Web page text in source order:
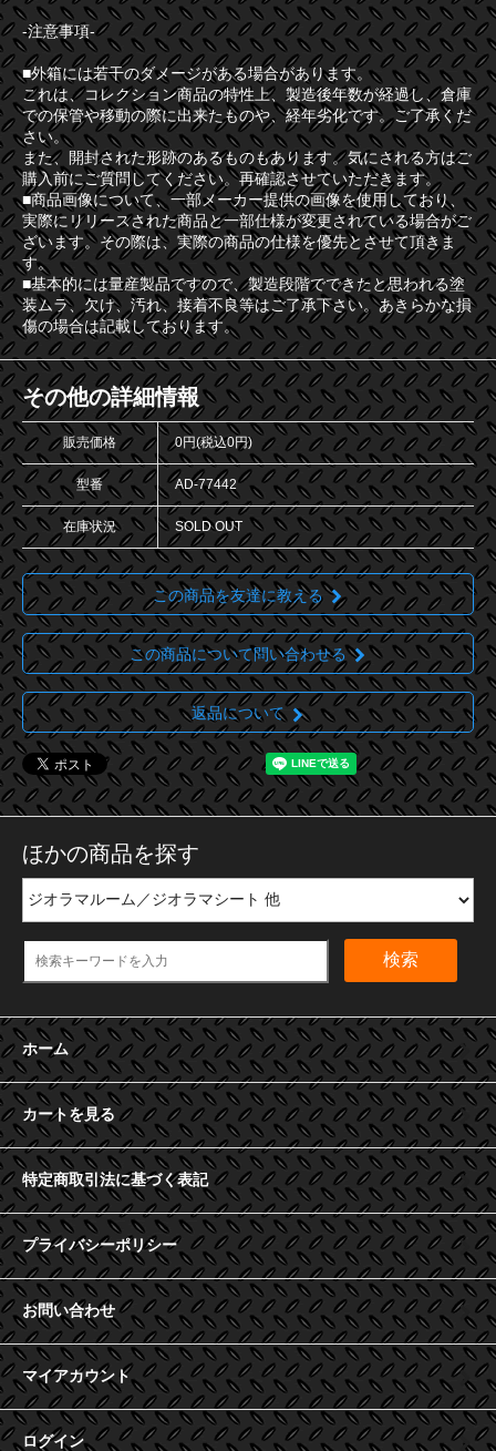
-注意事項-
■外箱には若干のダメージがある場合があります。
これは、コレクション商品の特性上、製造後年数が経過し、倉庫
での保管や移動の際に出来たものや、経年劣化です。ご了承くだ
さい。
また、開封された形跡のあるものもあります。気にされる方はご
購入前にご質問してください。再確認させていただきます。
■商品画像について、一部メーカー提供の画像を使用しており、
実際にリリースされた商品と一部仕様が変更されている場合がご
ざいます。その際は、実際の商品の仕様を優先とさせて頂きま
す。
■基本的には量産製品ですので、製造段階でできたと思われる塗
装ムラ、欠け、汚れ、接着不良等はご了承下さい。あきらかな損
傷の場合は記載しております。
その他の詳細情報
販売価格 0円(税込0円)
型番 AD-77442
在庫状況 SOLD OUT
この商品を友達に教える
この商品について問い合わせる
返品について
ほかの商品を探す
検索
ホーム
カートを見る
特定商取引法に基づく表記
プライバシーポリシー
お問い合わせ
マイアカウント
ログイン